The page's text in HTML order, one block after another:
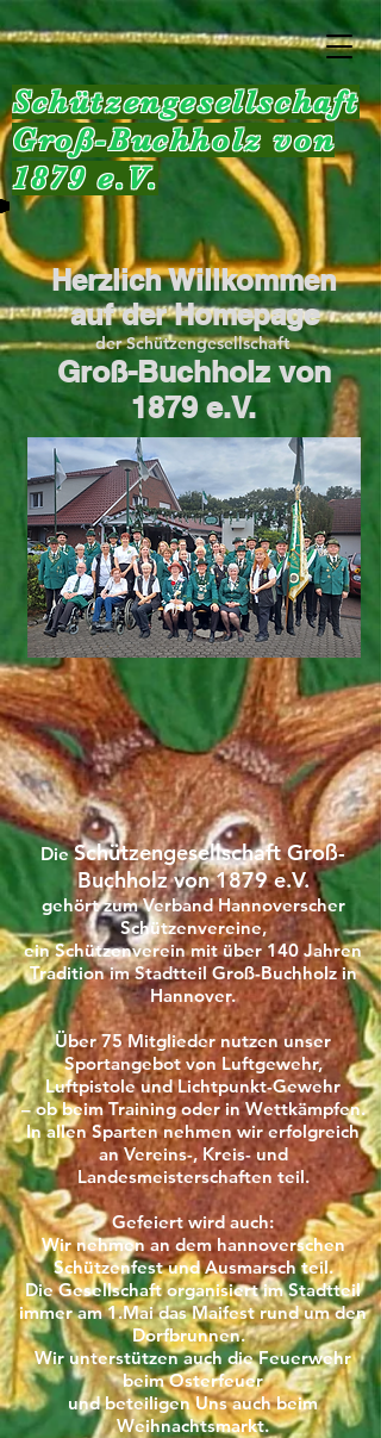
Schützengesellschaft
Groß-Buchholz von
1879 e.V.
Herzlich Willkommen
auf der Homepage
der Schützengesellschaft
Groß-Buchholz von
1879 e.V.
DieSchützengesellschaft Groß-
Buchholz von 1879 e.V.
gehört zum Verband Hannoverscher
Schützenvereine,
ein Schützenverein mit über 140 Jahren
Tradition im Stadtteil Groß-Buchholz in
Hannover.
Über 75 Mitglieder nutzen unser
Sportangebot von Luftgewehr,
Luftpistole und Lichtpunkt-Gewehr
– ob beim Training oder in Wettkämpfen.
In allen Sparten nehmen wir erfolgreich
an Vereins-, Kreis- und
Landesmeisterschaften teil.
Gefeiert wird auch:
Wir nehmen an dem hannoverschen
Schützenfest und Ausmarsch teil.
Die Gesellschaft organisiert im Stadtteil
immer am 1.Mai das Maifest rund um den
Dorfbrunnen.
Wir unterstützen auch die Feuerwehr
beim Osterfeuer
und beteiligen Uns auch beim
Weihnachtsmarkt.